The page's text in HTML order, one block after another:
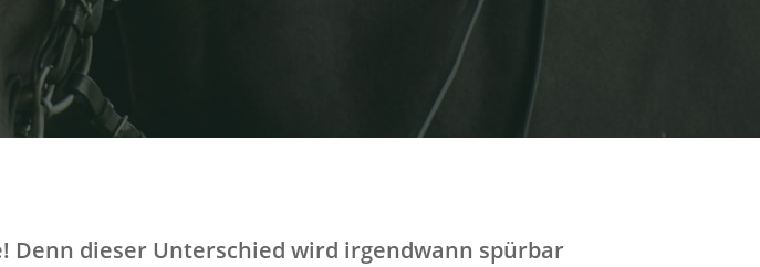
Denn dieser Unterschied wird irgendwann spürbar